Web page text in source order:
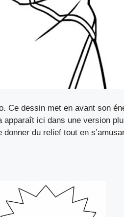
Ce dessin met en avant son
ici dans une version
du relief tout en